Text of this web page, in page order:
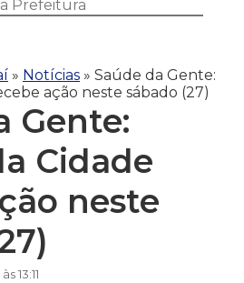
» Notícias » Saúde da Gente:
ação neste sábado (27)
Gente:
Cidade
neste
13:11